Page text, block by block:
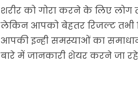
शरीर को गोरा करने के लिए लोग
लेकिन आपको बेहतर रिजल्ट तभी
आपकी इन्ही समस्याओं का
बारे में जानकारी शेयर करने जा रहे